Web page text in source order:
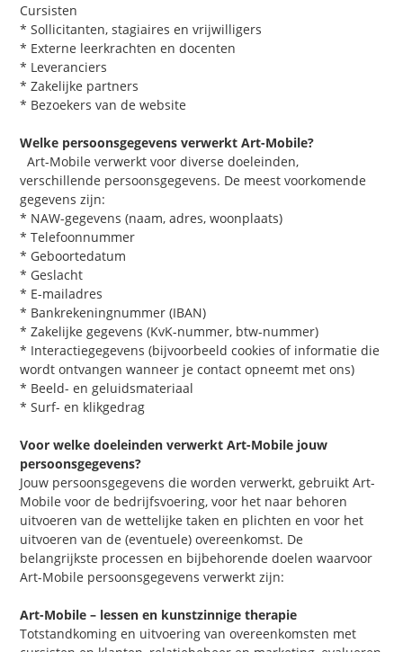
Cursisten
* Sollicitanten, stagiaires en vrijwilligers
* Externe leerkrachten en docenten
* Leveranciers
* Zakelijke partners
* Bezoekers van de website
Welke persoonsgegevens verwerkt Art-Mobile?
Art-Mobile verwerkt voor diverse doeleinden,
verschillende persoonsgegevens. De meest voorkomende
gegevens zijn:
* NAW-gegevens (naam, adres, woonplaats)
* Telefoonnummer
* Geboortedatum
* Geslacht
* E-mailadres
* Bankrekeningnummer (IBAN)
* Zakelijke gegevens (KvK-nummer, btw-nummer)
* Interactiegegevens (bijvoorbeeld cookies of informatie die
wordt ontvangen wanneer je contact opneemt met ons)
* Beeld- en geluidsmateriaal
* Surf- en klikgedrag
Voor welke doeleinden verwerkt Art-Mobile jouw
persoonsgegevens?
Jouw persoonsgegevens die worden verwerkt, gebruikt Art-
Mobile voor de bedrijfsvoering, voor het naar behoren
uitvoeren van de wettelijke taken en plichten en voor het
uitvoeren van de (eventuele) overeenkomst. De
belangrijkste processen en bijbehorende doelen waarvoor
Art-Mobile persoonsgegevens verwerkt zijn:
Art-Mobile – lessen en kunstzinnige therapie
Totstandkoming en uitvoering van overeenkomsten met